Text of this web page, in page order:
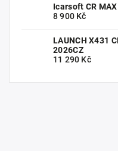
Icarsoft CR MAX
8 900 Kč
LAUNCH X431
2026CZ
11 290 Kč